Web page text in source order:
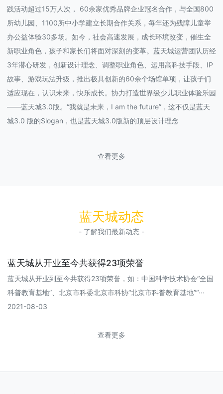
践活动超过15万人次， 60余家优秀品牌企业冠名合作，与全国800
所幼儿园、1100所中小学建立长期合作关系，每年还为残障儿童举
办公益体验30多场。如今，社会高速发展，成长环境改变，催生全
新职业角色，孩子和家长们将面对深刻的变革。蓝天城运营团队历经
3年潜心研发，创新设计理念、调整职业角色、运用高科技手段、IP
故事、游戏玩法升级，推出极具创新的60余个场馆单项，让孩子们
适应现在，认识未来，快乐成长。协力打造世界级少儿职业体验乐园
——蓝天城3.0版。“我就是未来，I am the future”，这不仅是蓝天
城3.0 版的Slogan，也是蓝天城3.0版新的顶层设计理念
查看更多
蓝天城动态
- 了解我们最新动态 -
蓝天城从开业至今共获得23项荣誉
蓝天城从开业到至今共获得23项荣誉，如：中国科学技术协会“全国
科普教育基地”、北京市科委北京市科协“北京市科普教育基地”“···
2021-08-03
查看更多